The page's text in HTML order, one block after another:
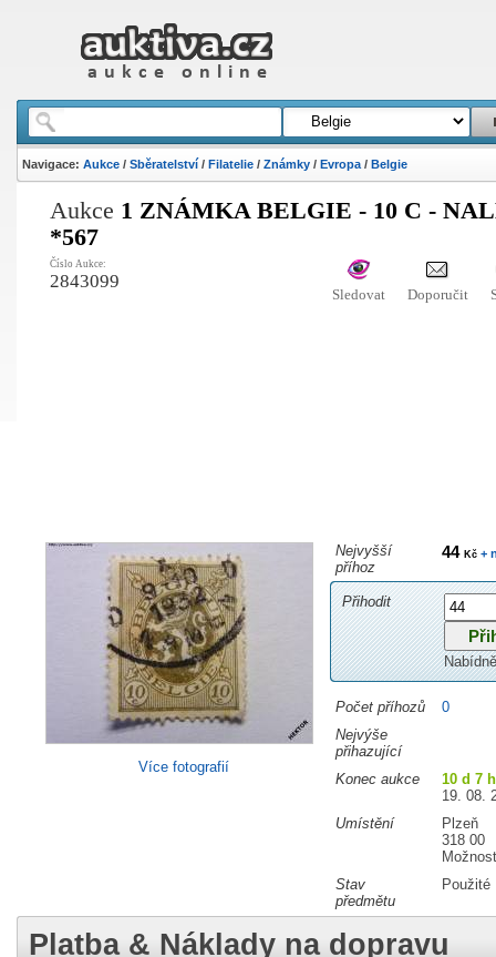
Navigace: Aukce/ Sběratelství/ Filatelie/ Známky/ Evropa/ Belgie
Aukce 1 ZNÁMKA BELGIE - 10 C -
*567
Číslo Aukce:
2843099
Sledovat Doporučit
Více fotografií
Nejvyšší
příhoz
44 Kč+
Přihodit
Počet příhozů
0
Nejvýše
přihazující
Konec aukce
10 d 7
19. 08.
Umístění
Plzeň
318 00
Stav
předmětu
Použité
Platba & Náklady na dopravu